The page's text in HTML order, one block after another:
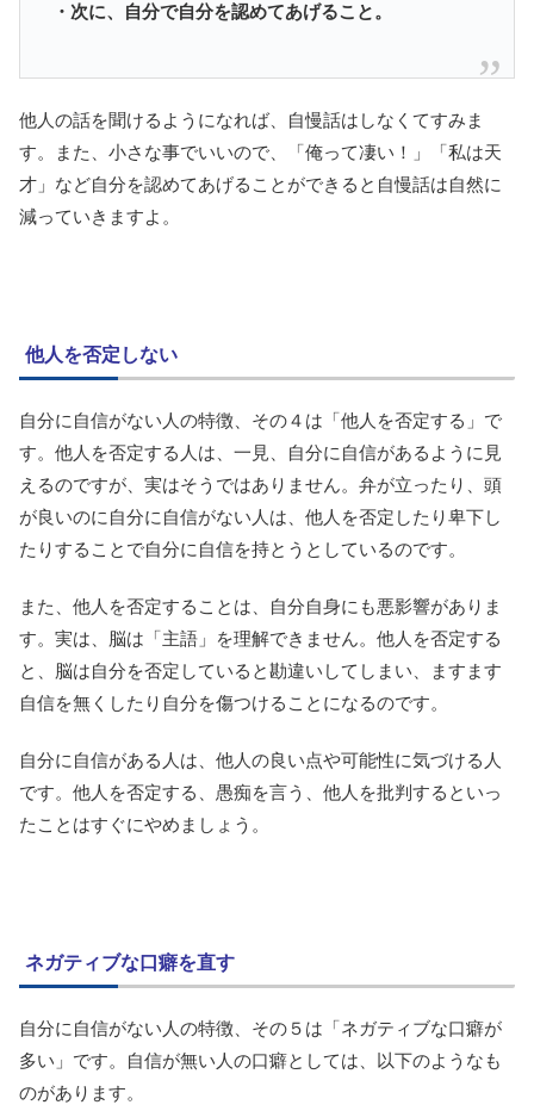
・次に、自分で自分を認めてあげること。
他人の話を聞けるようになれば、自慢話はしなくてすみま
す。また、小さな事でいいので、「俺って凄い！」「私は天
才」など自分を認めてあげることができると自慢話は自然に
減っていきますよ。
他人を否定しない
自分に自信がない人の特徴、その４は「他人を否定する」で
す。他人を否定する人は、一見、自分に自信があるように見
えるのですが、実はそうではありません。弁が立ったり、頭
が良いのに自分に自信がない人は、他人を否定したり卑下し
たりすることで自分に自信を持とうとしているのです。
また、他人を否定することは、自分自身にも悪影響がありま
す。実は、脳は「主語」を理解できません。他人を否定する
と、脳は自分を否定していると勘違いしてしまい、ますます
自信を無くしたり自分を傷つけることになるのです。
自分に自信がある人は、他人の良い点や可能性に気づける人
です。他人を否定する、愚痴を言う、他人を批判するといっ
たことはすぐにやめましょう。
ネガティブな口癖を直す
自分に自信がない人の特徴、その５は「ネガティブな口癖が
多い」です。自信が無い人の口癖としては、以下のようなも
のがあります。